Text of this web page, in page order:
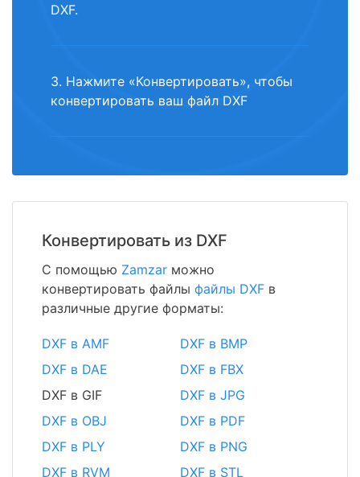
DXF.
3. Нажмите «Конвертировать», чтобы
конвертировать ваш файл DXF
Конвертировать из DXF
С помощью Zamzar можно
конвертировать файлы файлы DXF в
различные другие форматы:
DXF в AMF
DXF в BMP
DXF в DAE
DXF в FBX
DXF в GIF
DXF в JPG
DXF в OBJ
DXF в PDF
DXF в PLY
DXF в PNG
DXF в RVM
DXF в STL